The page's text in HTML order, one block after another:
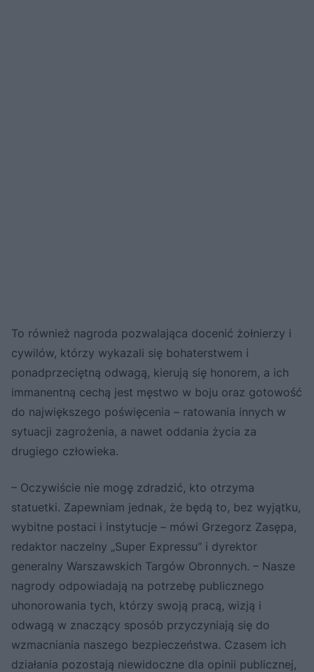
To również nagroda pozwalająca docenić żołnierzy i
cywilów, którzy wykazali się bohaterstwem i
ponadprzeciętną odwagą, kierują się honorem, a ich
immanentną cechą jest męstwo w boju oraz gotowość
do największego poświęcenia – ratowania innych w
sytuacji zagrożenia, a nawet oddania życia za
drugiego człowieka.
– Oczywiście nie mogę zdradzić, kto otrzyma
statuetki. Zapewniam jednak, że będą to, bez wyjątku,
wybitne postaci i instytucje – mówi Grzegorz Zasępa,
redaktor naczelny „Super Expressu” i dyrektor
generalny Warszawskich Targów Obronnych. – Nasze
nagrody odpowiadają na potrzebę publicznego
uhonorowania tych, którzy swoją pracą, wizją i
odwagą w znaczący sposób przyczyniają się do
wzmacniania naszego bezpieczeństwa. Czasem ich
działania pozostają niewidoczne dla opinii publicznej,